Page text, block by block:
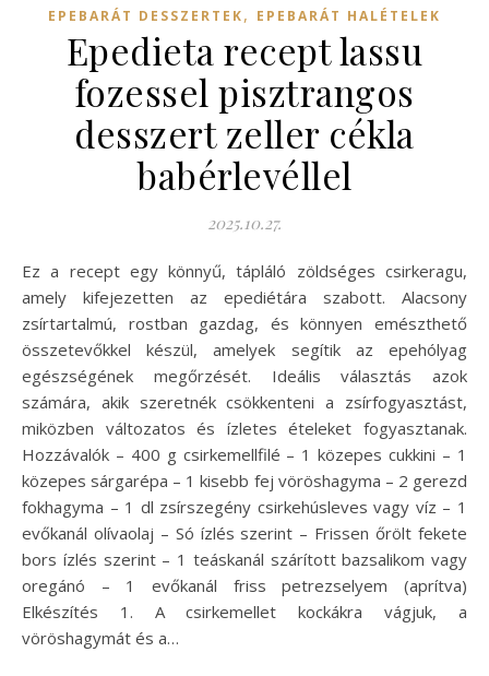
EPEBARÁT DESSZERTEK, EPEBARÁT HALÉTELEK
Epedieta recept lassu
fozessel pisztrangos
desszert zeller cékla
babérlevéllel
2025.10.27.
Ez a recept egy könnyű, tápláló zöldséges csirkeragu,
amely kifejezetten az epediétára szabott. Alacsony
zsírtartalmú, rostban gazdag, és könnyen emészthető
összetevőkkel készül, amelyek segítik az epehólyag
egészségének megőrzését. Ideális választás azok
számára, akik szeretnék csökkenteni a zsírfogyasztást,
miközben változatos és ízletes ételeket fogyasztanak.
Hozzávalók – 400 g csirkemellfilé – 1 közepes cukkini – 1
közepes sárgarépa – 1 kisebb fej vöröshagyma – 2 gerezd
fokhagyma – 1 dl zsírszegény csirkehúsleves vagy víz – 1
evőkanál olívaolaj – Só ízlés szerint – Frissen őrölt fekete
bors ízlés szerint – 1 teáskanál szárított bazsalikom vagy
oregánó – 1 evőkanál friss petrezselyem (aprítva)
Elkészítés 1. A csirkemellet kockákra vágjuk, a
vöröshagymát és a…